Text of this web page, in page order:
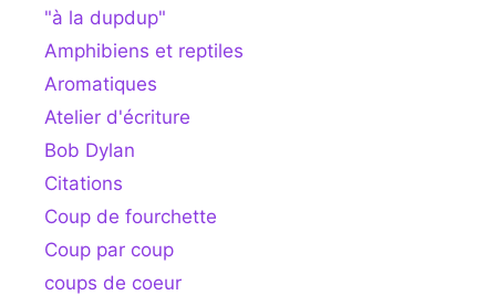
"à la dupdup"
Amphibiens et reptiles
Aromatiques
Atelier d'écriture
Bob Dylan
Citations
Coup de fourchette
Coup par coup
coups de coeur